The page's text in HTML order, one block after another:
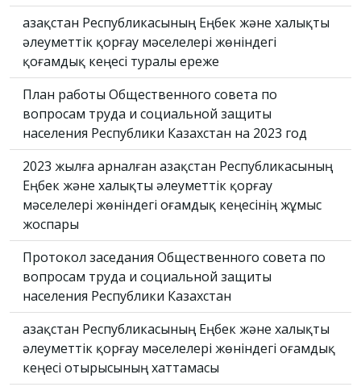
Қазақстан Республикасының Еңбек және халықты
әлеуметтік қорғау мәселелері жөніндегі
қоғамдық кеңесі туралы ереже
План работы Общественного совета по
вопросам труда и социальной защиты
населения Республики Казахстан на 2023 год
2023 жылға арналған Қазақстан Республикасының
Еңбек және халықты әлеуметтік қорғау
мәселелері жөніндегі Қоғамдық кеңесінің жұмыс
жоспары
Протокол заседания Общественного совета по
вопросам труда и социальной защиты
населения Республики Казахстан
Қазақстан Республикасының Еңбек және халықты
әлеуметтік қорғау мәселелері жөніндегі Қоғамдық
кеңесі отырысының хаттамасы